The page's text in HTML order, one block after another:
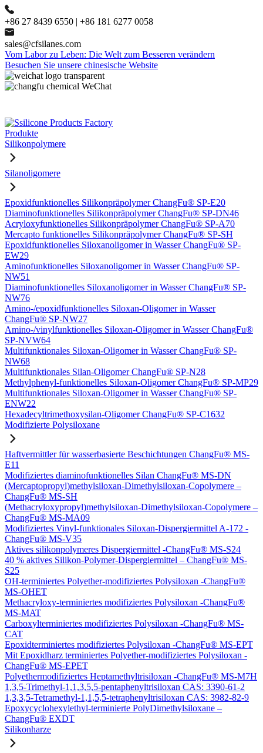
+86 27 8439 6550 | +86 181 6277 0058
sales@cfsilanes.com
Vom Labor zu Leben: Die Welt zum Besseren verändern
Besuchen Sie unsere chinesische Website
Produkte
Silikonpolymere
Silanoligomere
Epoxidfunktionelles Silikonpräpolymer ChangFu® SP-E20
Diaminofunktionelles Silikonpräpolymer ChangFu® SP-DN46
Acryloxyfunktionelles Silikonpräpolymer ChangFu® SP-A70
Mercapto funktionelles Silikonpräpolymer ChangFu® SP-SH
Epoxidfunktionelles Siloxanoligomer in Wasser ChangFu® SP-
EW29
Aminofunktionelles Siloxanoligomer in Wasser ChangFu® SP-
NW51
Diaminofunktionelles Siloxanoligomer in Wasser ChangFu® SP-
NW76
Amino-/epoxidfunktionelles Siloxan-Oligomer in Wasser
ChangFu® SP-NW27
Amino-/vinylfunktionelles Siloxan-Oligomer in Wasser ChangFu®
SP-NVW64
Multifunktionales Siloxan-Oligomer in Wasser ChangFu® SP-
NW68
Multifunktionales Silan-Oligomer ChangFu® SP-N28
Methylphenyl-funktionelles Siloxan-Oligomer ChangFu® SP-MP29
Multifunktionales Siloxan-Oligomer in Wasser ChangFu® SP-
ENW22
Hexadecyltrimethoxysilan-Oligomer ChangFu® SP-C1632
Modifizierte Polysiloxane
Haftvermittler für wasserbasierte Beschichtungen ChangFu® MS-
E11
Modifiziertes diaminofunktionelles Silan ChangFu® MS-DN
(Mercaptopropyl)methylsiloxan-Dimethylsiloxan-Copolymere –
ChangFu® MS-SH
(Methacryloxypropyl)methylsiloxan-Dimethylsiloxan-Copolymere –
ChangFu® MS-MA09
Modifiziertes Vinyl-funktionales Siloxan-Dispergiermittel A-172 -
ChangFu® MS-V35
Aktives silikonpolymeres Dispergiermittel -ChangFu® MS-S24
40 % aktives Silikon-Polymer-Dispergiermittel – ChangFu® MS-
S25
OH-terminiertes Polyether-modifiziertes Polysiloxan -ChangFu®
MS-OHET
Methacryloxy-terminiertes modifiziertes Polysiloxan -ChangFu®
MS-MAT
Carboxylterminiertes modifiziertes Polysiloxan -ChangFu® MS-
CAT
Epoxidterminiertes modifiziertes Polysiloxan -ChangFu® MS-EPT
Mit Epoxidharz terminiertes Polyether-modifiziertes Polysiloxan -
ChangFu® MS-EPET
Polyethermodifiziertes Heptamethyltrisiloxan -ChangFu® MS-M7H
1,3,5-Trimethyl-1,1,3,5,5-pentaphenyltrisiloxan CAS: 3390-61-2
1,3,3,5-Tetramethyl-1,1,5,5-tetraphenyltrisiloxan CAS: 3982-82-9
Epoxycyclohexylethyl-terminierte PolyDimethylsiloxane –
ChangFu® EXDT
Silikonharze